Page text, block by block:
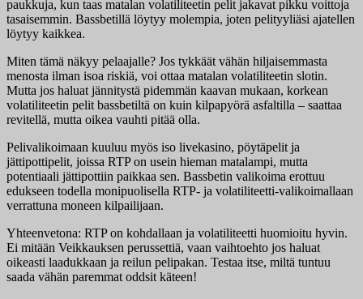
paukkuja, kun taas matalan volatiliteetin pelit jakavat pikku voittoja
tasaisemmin. Bassbetillä löytyy molempia, joten pelityyliäsi ajatellen
löytyy kaikkea.
Miten tämä näkyy pelaajalle? Jos tykkäät vähän hiljaisemmasta
menosta ilman isoa riskiä, voi ottaa matalan volatiliteetin slotin.
Mutta jos haluat jännitystä pidemmän kaavan mukaan, korkean
volatiliteetin pelit bassbetiltä on kuin kilpapyörä asfaltilla – saattaa
revitellä, mutta oikea vauhti pitää olla.
Pelivalikoimaan kuuluu myös iso livekasino, pöytäpelit ja
jättipottipelit, joissa RTP on usein hieman matalampi, mutta
potentiaali jättipottiin paikkaa sen. Bassbetin valikoima erottuu
edukseen todella monipuolisella RTP- ja volatiliteetti-valikoimallaan
verrattuna moneen kilpailijaan.
Yhteenvetona: RTP on kohdallaan ja volatiliteetti huomioitu hyvin.
Ei mitään Veikkauksen perussettiä, vaan vaihtoehto jos haluat
oikeasti laadukkaan ja reilun pelipakan. Testaa itse, miltä tuntuu
saada vähän paremmat oddsit käteen!